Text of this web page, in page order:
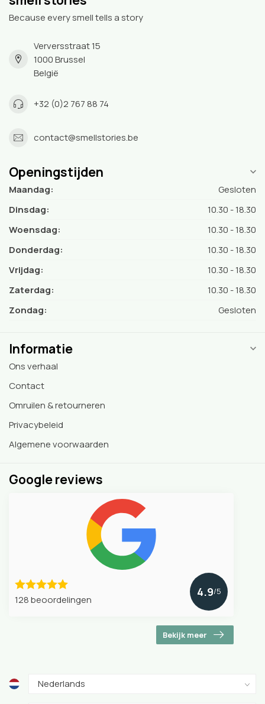
Because every smell tells a story
Verversstraat 15
1000 Brussel
België
+32 (0)2 767 88 74
contact@smellstories.be
Openingstijden
Maandag:
Gesloten
Dinsdag:
10.30 - 18.30
Woensdag:
10.30 - 18.30
Donderdag:
10.30 - 18.30
Vrijdag:
10.30 - 18.30
Zaterdag:
10.30 - 18.30
Zondag:
Gesloten
Informatie
Ons verhaal
Contact
Omruilen & retourneren
Privacybeleid
Algemene voorwaarden
Google reviews
128 beoordelingen
4.9/5
Bekijk meer